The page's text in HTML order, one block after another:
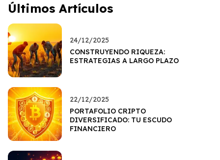
Últimos Artículos
24/12/2025
CONSTRUYENDO RIQUEZA:
ESTRATEGIAS A LARGO PLAZO
22/12/2025
PORTAFOLIO CRIPTO
DIVERSIFICADO: TU ESCUDO
FINANCIERO